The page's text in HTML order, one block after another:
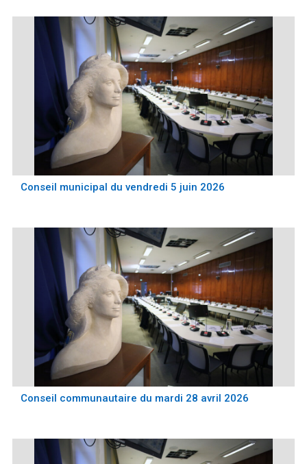
Conseil municipal du vendredi 5 juin 2026
Conseil communautaire du mardi 28 avril 2026